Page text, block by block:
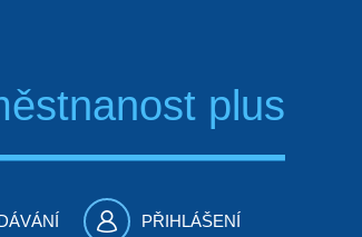
plus
PŘIHLÁŠENÍ